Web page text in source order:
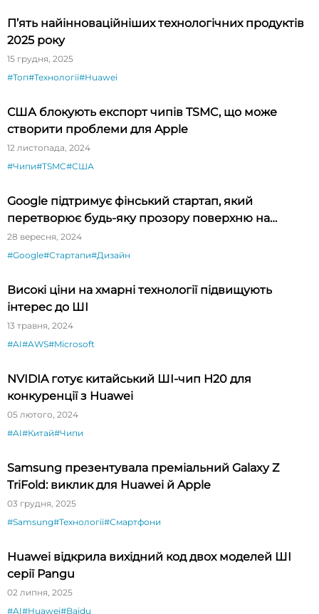
П’ять найінноваційніших технологічних продуктів
2025 року
15 грудня, 2025
#Топ#Технології#Huawei
США блокують експорт чипів TSMC, що може
створити проблеми для Apple
12 листопада, 2024
#Чипи#TSMC#США
Google підтримує фінський стартап, який
перетворює будь-яку прозору поверхню на
дисплей доповненої реальності
28 вересня, 2024
#Google#Стартапи#Дизайн
Високі ціни на хмарні технології підвищують
інтерес до ШІ
13 травня, 2024
#AI#AWS#Microsoft
NVIDIA готує китайський ШІ-чип H20 для
конкуренції з Huawei
05 лютого, 2024
#AI#Китай#Чипи
Samsung презентувала преміальний Galaxy Z
TriFold: виклик для Huawei й Apple
03 грудня, 2025
#Samsung#Технології#Смартфони
Huawei відкрила вихідний код двох моделей ШІ
серії Pangu
02 липня, 2025
#AI#Huawei#Baidu